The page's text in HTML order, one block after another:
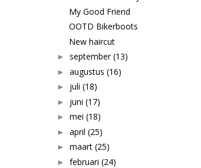
My Good Friend
OOTD Bikerboots
New haircut
► september (13)
► augustus (16)
► juli (18)
► juni (17)
► mei (18)
► april (25)
► maart (25)
► februari (24)